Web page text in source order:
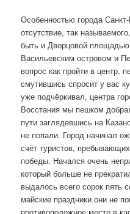
Особенностью города
отсутствие, так
быть и Дворцовой
Васильевским островом и
вопрос как пройти в центр,
смутившись спросит у вас
уже подчёркивал, центра
Восстания мы пешком
пути заглядевшись на
не попали. Город начинал
счёт туристов,
победы. Начался очень
который больше не
выдалось всего сорок пять
майские праздники они не